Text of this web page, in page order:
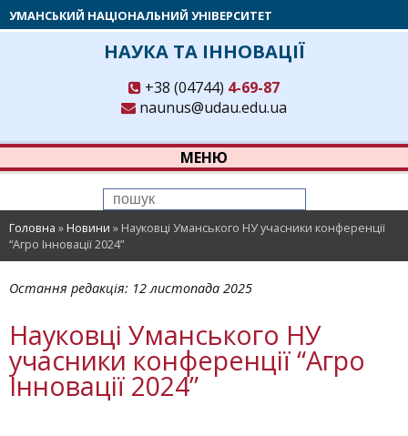
УМАНСЬКИЙ НАЦІОНАЛЬНИЙ УНІВЕРСИТЕТ
НАУКА ТА ІННОВАЦІЇ
+38 (04744) 4-69-87
naunus@udau.edu.ua
МЕНЮ
Головна »Новини » Науковці Уманського НУ учасники конференції
“Агро Інновації 2024”
Остання редакція: 12 листопада 2025
Науковці Уманського НУ
учасники конференції “Агро
Інновації 2024”